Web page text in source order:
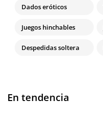
Dados eróticos
Juegos hinchables
Despedidas soltera
En tendencia